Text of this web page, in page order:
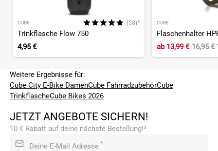
CUBE (58)*
Trinkflasche Flow 750
4,95 €
CUBE
Flaschenhalter
ab13,99 € 16,95 €
Weitere Ergebnisse für:
Cube City E-Bike DamenCube FahrradzubehörCube
TrinkflascheCube Bikes 2026
JETZT ANGEBOTE SICHERN!
10 € Rabatt auf deine nächste Bestellung!³
Deine E-Mail Adresse *